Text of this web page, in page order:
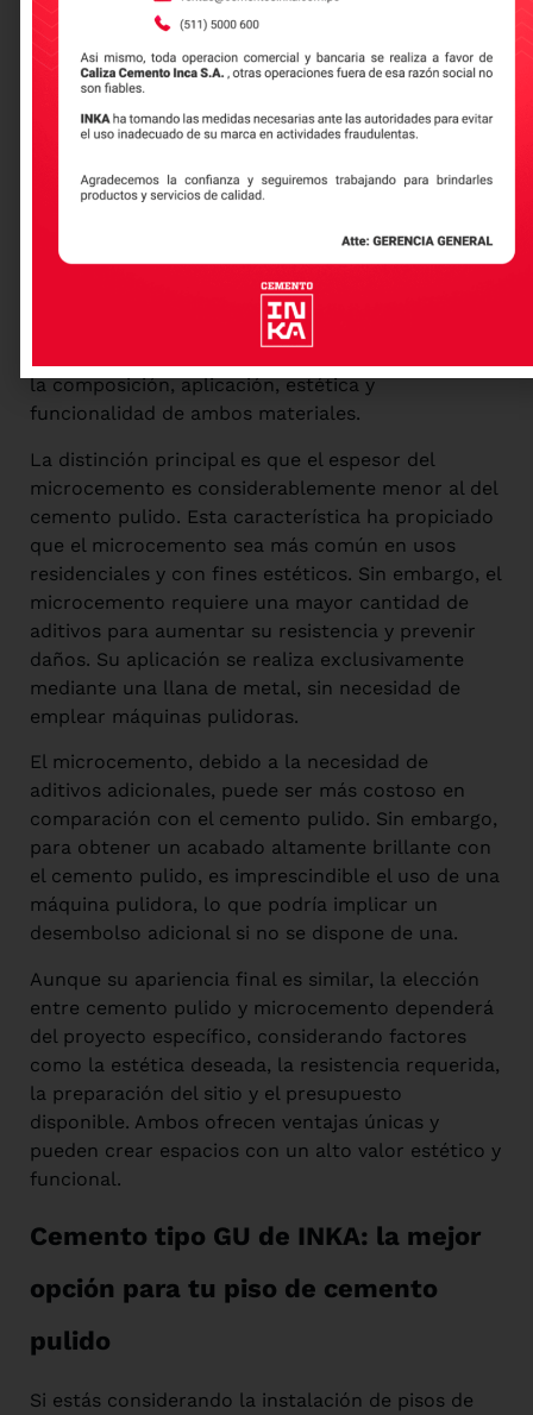
embargo, la calidad del cemento puede influir
cemento tipo GU de INKA no solo asegura un
optimizar el rendimiento gracias a su excelente
cemento pulido y microcemento?
Esta es una pregunta muy común. La
la composición, aplicación, estética y
funcionalidad de ambos materiales.
La distinción principal es que el espesor del
microcemento es considerablemente menor al del
cemento pulido. Esta característica ha propiciado
que el microcemento sea más común en usos
residenciales y con fines estéticos. Sin embargo, el
microcemento requiere una mayor cantidad de
aditivos para aumentar su resistencia y prevenir
daños. Su aplicación se realiza exclusivamente
mediante una llana de metal, sin necesidad de
emplear máquinas pulidoras.
El microcemento, debido a la necesidad de
aditivos adicionales, puede ser más costoso en
comparación con el cemento pulido. Sin embargo,
para obtener un acabado altamente brillante con
el cemento pulido, es imprescindible el uso de una
máquina pulidora, lo que podría implicar un
desembolso adicional si no se dispone de una.
Aunque su apariencia final es similar, la elección
entre cemento pulido y microcemento dependerá
del proyecto específico, considerando factores
como la estética deseada, la resistencia requerida,
la preparación del sitio y el presupuesto
disponible. Ambos ofrecen ventajas únicas y
pueden crear espacios con un alto valor estético y
funcional.
Cemento tipo GU de INKA: la mejor
opción para tu piso de cemento
pulido
Si estás considerando la instalación de pisos de